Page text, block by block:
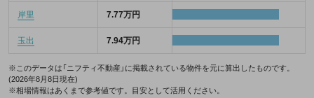
岸里 7.77万円
玉出 7.94万円
※このデータは「ニフティ不動産」に掲載されている物件を元に算出したものです。
(2026年8月8日現在)
※相場情報はあくまで参考値です。目安として活用ください。